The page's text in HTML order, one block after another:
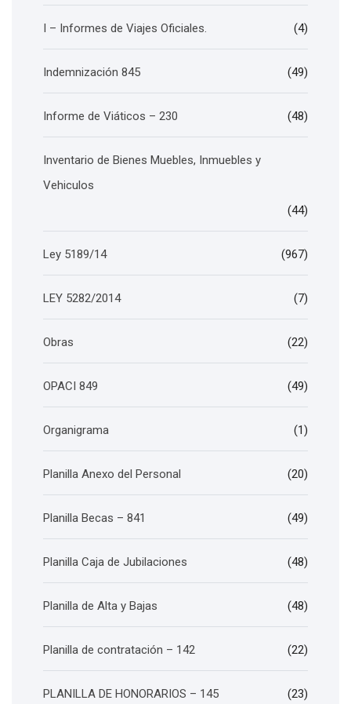
I – Informes de Viajes Oficiales. (4)
Indemnización 845 (49)
Informe de Viáticos – 230 (48)
Inventario de Bienes Muebles, Inmuebles y
Vehiculos
(44)
Ley 5189/14 (967)
LEY 5282/2014 (7)
Obras (22)
OPACI 849 (49)
Organigrama (1)
Planilla Anexo del Personal (20)
Planilla Becas – 841 (49)
Planilla Caja de Jubilaciones (48)
Planilla de Alta y Bajas (48)
Planilla de contratación – 142 (22)
PLANILLA DE HONORARIOS – 145 (23)